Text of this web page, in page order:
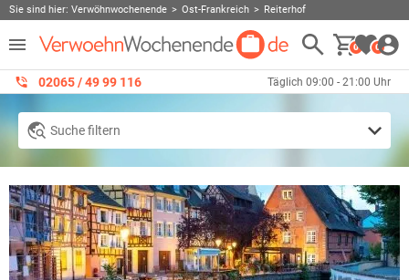
Sie sind hier: Verwöhnwochenende Ost-Frankreich Reiterhof
0 0
02065 / 49 ‌99 116 Täglich 09:00 - 21:00 Uhr
Suche filtern